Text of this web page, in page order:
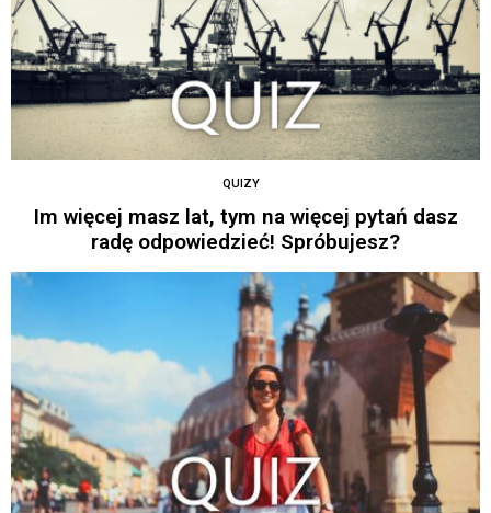
QUIZY
Im więcej masz lat, tym na więcej pytań dasz
radę odpowiedzieć! Spróbujesz?